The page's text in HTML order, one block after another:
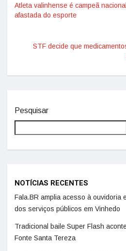
Atleta valinhense é campeã
afastada do esporte
STF decide que
Pesquisar
NOTÍCIAS RECENTES
Fala.BR amplia acesso à ouvidoria
dos serviços públicos em Vinhedo
Tradicional baile Super Flash
Fonte Santa Tereza